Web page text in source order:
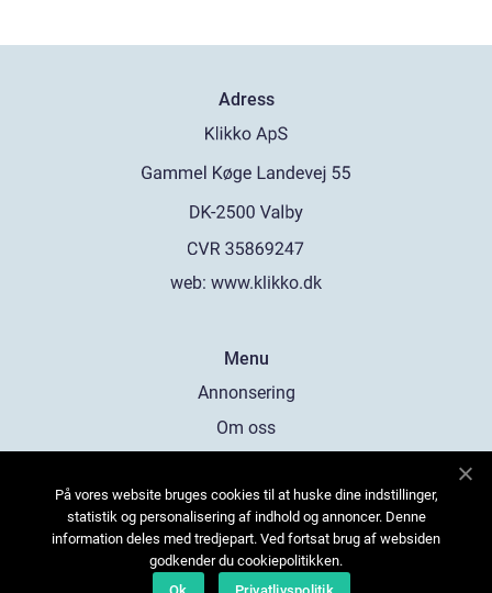
Adress
web: www.klikko.dk
Menu
Annonsering
Om oss
Kontakta oss
Sitemap
På vores website bruges cookies til at huske dine indstillinger,
statistik og personalisering af indhold og annoncer. Denne
information deles med tredjepart. Ved fortsat brug af websiden
godkender du cookiepolitikken.